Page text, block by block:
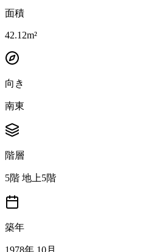
面積
42.12m²
向き
南東
階層
5階 地上5階
築年